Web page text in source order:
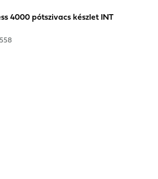
4000 pótszivacs készlet INT